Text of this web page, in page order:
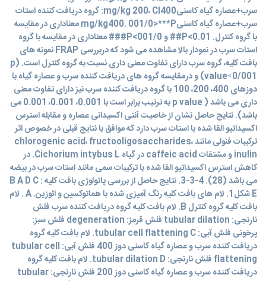
سرب+عصاره گیاه کاسنیmg/kg 200، Cl400: گروه دریافت کننده استات
سرب+عصاره گیاه کاسنیmg/kg400. 001/0>***P معناداری در مقایسه
با گروه کنترل. 0.01>P## و 001/0>P### معناداری در مقایسه با گروه
استات سرب در نمودار بالا مشاهده می شود که دربررسی FRAP نمونه های
بافت کلیه، گروه سرب دارای تفاوت معنی داری نسبت به گروه کنترل است. (p
value˂0/001) و درمقایسه گروه های دریافت کننده سرب و عصاره گیاه با
دوزهای 400، 200، 100 با گروه دریافت کننده سرب نیز دارای تفاوت معنی
داری می باشد ( p value به ترتیب برابر است با 0.001، 0.001، 0.001 می
باشد). نتایج حاصل نشان از خاصیت آنتی اکسیدانی عصاره و مقابله استرس
اکسیداتیو القا شده با استات سرب دارد که موافق با نتایج قبلی در خصوص اثر
ترکیبات فنولی مانند chlorogenic acid، fructooligosaccharides،
inulin و مشتقات caffeic acid در گیاه Cichorium intybus L. در
کاهش استرس اکسیداتیو القا شده با ترکیبات سمی مانند استات سرب در بیضه
می باشد (28). 4-3-3. نتایج حاصل از بررسی پاتولوژی بافت کلیه : B A D C
E شکل1. لام های بافت کلیه رنگ آمیزی شده با هماتوکسین و ائوزین. A . لام
بافت کلیه گروه کنترل B. لام بافت کلیه گروه دریافت کننده سرب فلش
نارنجی: tubular dilation فلش قرمز: degeneration فلش سبز:
پرخونی فلش آبی: tubular cell flattening C. لام بافت کلیه گروه
دریافت کننده سرب و عصاره گیاه کاسنی دوز 400 فلش آبی: tubular cell
flattening فلش نارنجی: tubular dilation D. لام بافت کلیه گروه
دریافت کننده سرب و عصاره گیاه کاسنی دوز 200 فلش نارنجی: tubular